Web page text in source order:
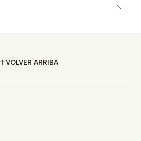
VOLVER ARRIBA